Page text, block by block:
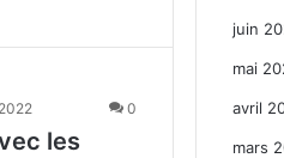
0
les
juin
mai
avril
mars